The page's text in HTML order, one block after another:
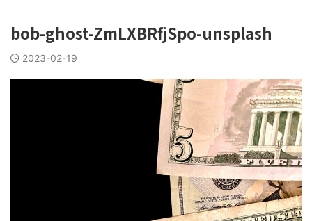
bob-ghost-ZmLXBRfjSpo-unsplash
2023-02-19